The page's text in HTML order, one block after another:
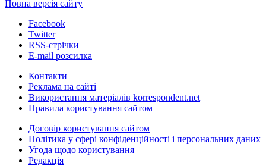
Повна версія сайту
Facebook
Twitter
RSS-стрічки
E-mail розсилка
Контакти
Реклама на сайті
Використання матеріалів korrespondent.net
Правила користування сайтом
Договір користування сайтом
Політика у сфері конфіденційності і персональних даних
Угода щодо користування
Редакція